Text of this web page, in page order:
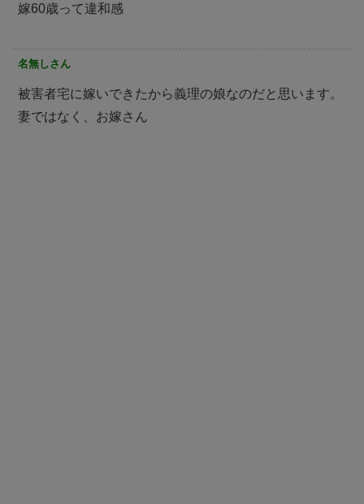
嫁60歳って違和感
名無しさん
被害者宅に嫁いできたから義理の娘なのだと思います。
妻ではなく、お嫁さん